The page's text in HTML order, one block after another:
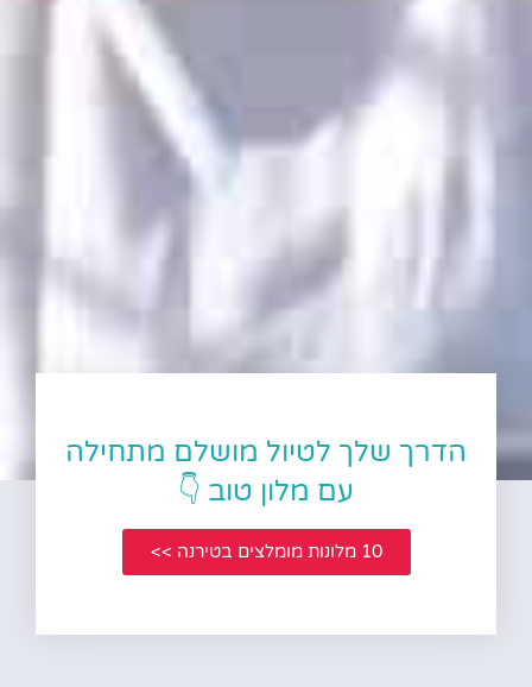
הדרך שלך לטיול מושלם מתחילה
עם מלון טוב 👇
10 מלונות מומלצים בטירנה >>